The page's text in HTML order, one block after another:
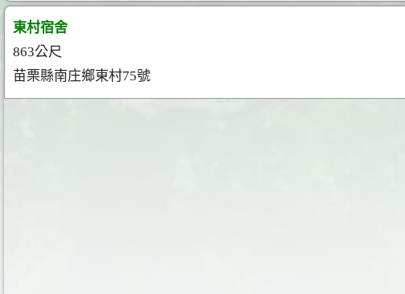
東村宿舍
863公尺
苗栗縣南庄鄉東村75號